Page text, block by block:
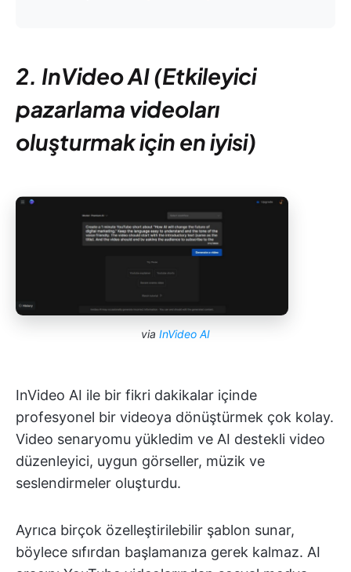
2. InVideo AI (Etkileyici
pazarlama videoları
oluşturmak için en iyisi)
via InVideo AI
InVideo AI ile bir fikri dakikalar içinde
profesyonel bir videoya dönüştürmek çok kolay.
Video senaryomu yükledim ve AI destekli video
düzenleyici, uygun görseller, müzik ve
seslendirmeler oluşturdu.
Ayrıca birçok özelleştirilebilir şablon sunar,
böylece sıfırdan başlamanıza gerek kalmaz. AI